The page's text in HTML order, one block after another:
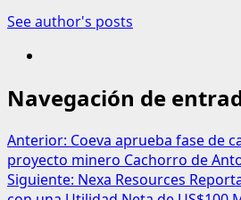
See author's posts
Navegación de
Anterior: Coeva aprueba fase de
proyecto minero Cachorro de
Siguiente: Nexa Resources